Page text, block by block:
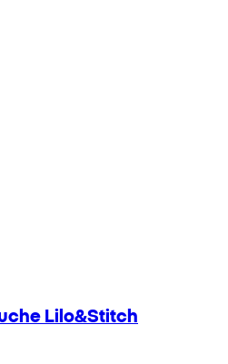
Lilo&Stitch